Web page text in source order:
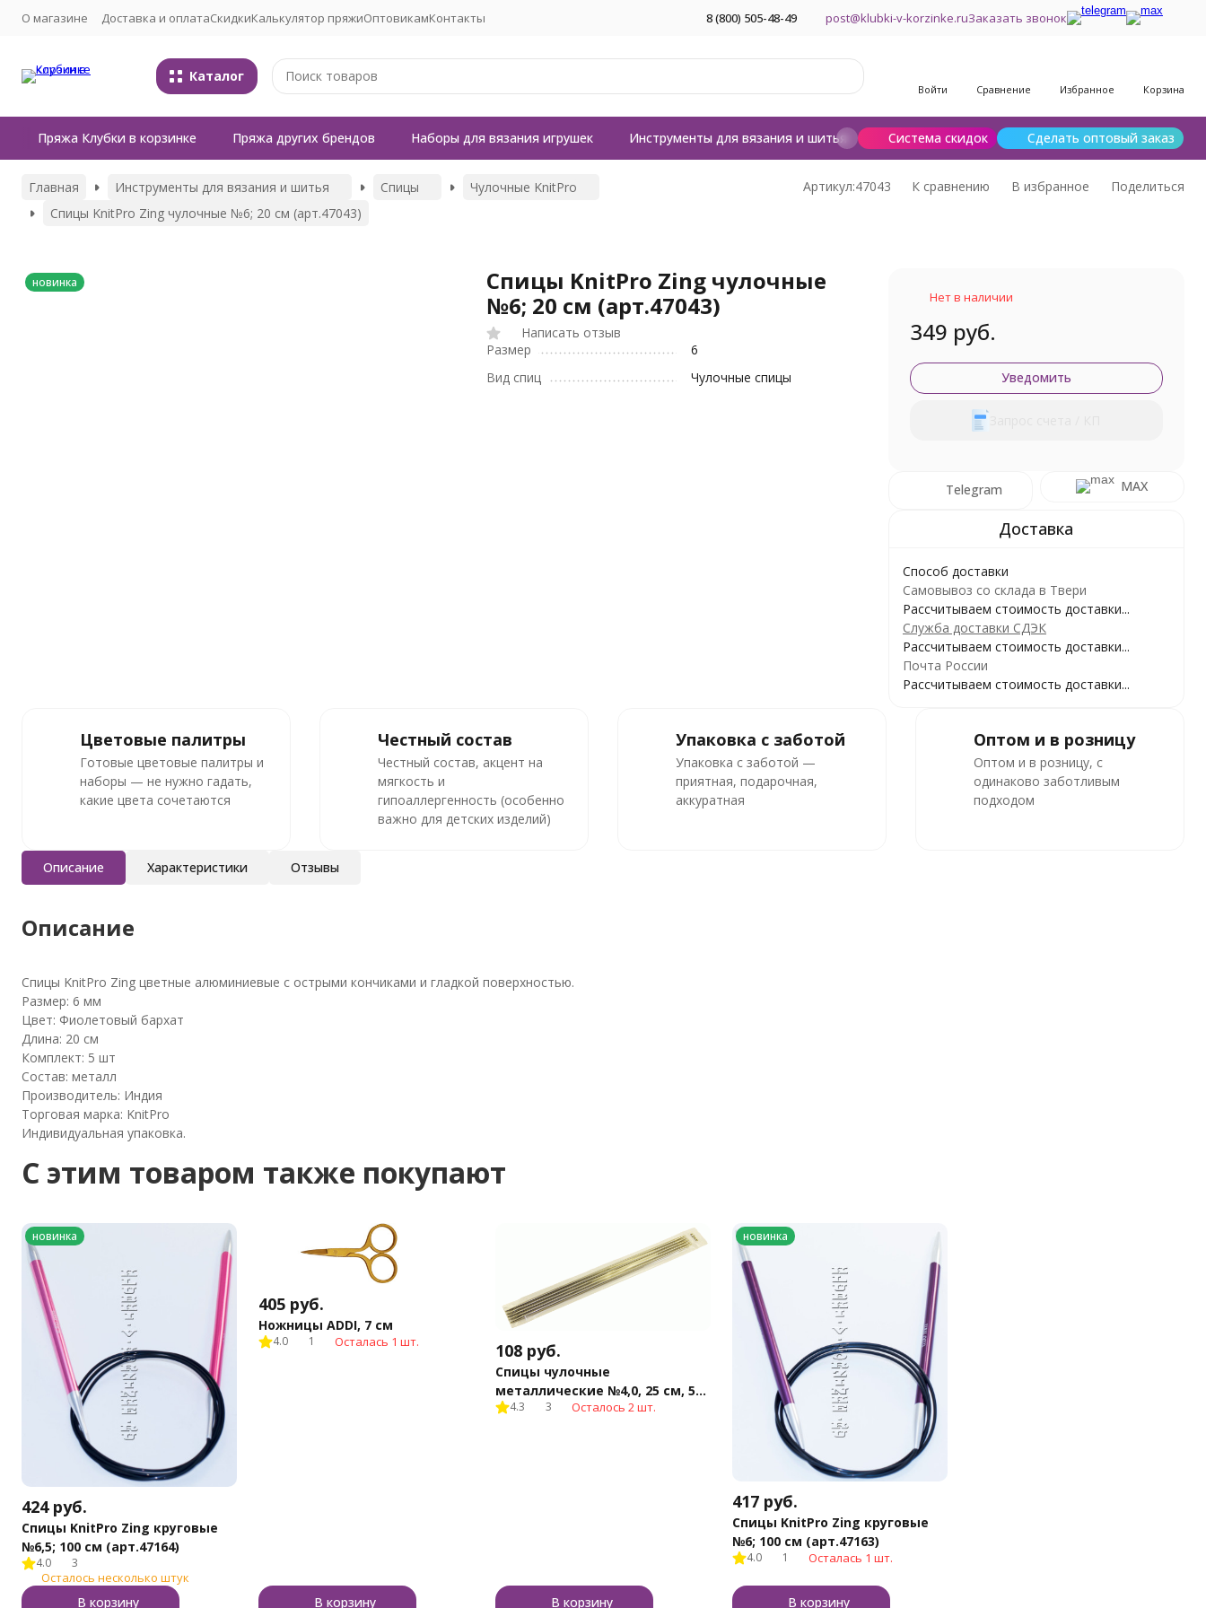
О магазине Доставка и оплатаСкидкиКалькулятор пряжиОптовикамКонтакты 8 (800) 505-48-49 post@klubki-v-korzinke.ruЗаказать звонок
Каталог
Войти Сравнение Избранное Корзина
Система скидок Сделать оптовый заказ
Пряжа Клубки в корзинке Пряжа других брендов Наборы для вязания игрушек Инструменты для вязания и шитья Шерсть для валяния
Главная Инструменты для вязания и шитья Спицы
Чулочные KnitPro
Спицы KnitPro Zing чулочные №6; 20 см (арт.47043)
Артикул:47043 К сравнению В избранное Поделиться
новинка
Спицы KnitPro Zing чулочные
№6; 20 см (арт.47043)
Написать отзыв
Размер
6
Вид спиц
Чулочные спицы
Нет в наличии
349 руб.
Уведомить
Telegram MAX
Способ доставки
Самовывоз со склада в Твери
Рассчитываем стоимость доставки...
Служба доставки СДЭК
Рассчитываем стоимость доставки...
Почта России
Рассчитываем стоимость доставки...
Цветовые палитры
Готовые цветовые палитры и
наборы — не нужно гадать,
какие цвета сочетаются
Честный состав
Честный состав, акцент на
мягкость и
гипоаллергенность (особенно
важно для детских изделий)
Упаковка с заботой
Упаковка с заботой —
приятная, подарочная,
аккуратная
Оптом и в розницу
Оптом и в розницу, с
одинаково заботливым
подходом
Описание Характеристики Отзывы
Описание
Спицы KnitPro Zing цветные алюминиевые с острыми кончиками и гладкой поверхностью.
Размер: 6 мм
Цвет: Фиолетовый бархат
Длина: 20 см
Комплект: 5 шт
Состав: металл
Производитель: Индия
Торговая марка: KnitPro
Индивидуальная упаковка.
C этим товаром также покупают
новинка
424 руб.
Спицы KnitPro Zing круговые
№6,5; 100 см (арт.47164)
4.0 3
Осталось несколько штук
В корзину
405 руб.
Ножницы ADDI, 7 см
4.0 1 Осталась 1 шт.
В корзину
108 руб.
Спицы чулочные
металлические №4,0, 25 см, 5
шт.
4.3 3 Осталось 2 шт.
В корзину
новинка
417 руб.
Спицы KnitPro Zing круговые
№6; 100 см (арт.47163)
4.0 1 Осталась 1 шт.
В корзину